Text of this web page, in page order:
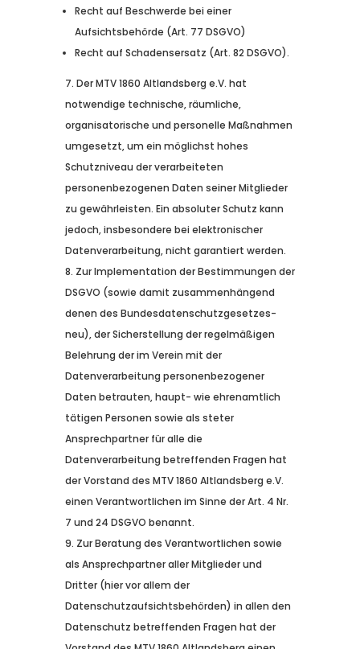
Recht auf Beschwerde bei einer
Aufsichtsbehörde (Art. 77 DSGVO)
Recht auf Schadensersatz (Art. 82 DSGVO).
Der MTV 1860 Altlandsberg e.V. hat
notwendige technische, räumliche,
organisatorische und personelle Maßnahmen
umgesetzt, um ein möglichst hohes
Schutzniveau der verarbeiteten
personenbezogenen Daten seiner Mitglieder
zu gewährleisten. Ein absoluter Schutz kann
jedoch, insbesondere bei elektronischer
Datenverarbeitung, nicht garantiert werden.
Zur Implementation der Bestimmungen der
DSGVO (sowie damit zusammenhängend
denen des Bundesdatenschutzgesetzes-
neu), der Sicherstellung der regelmäßigen
Belehrung der im Verein mit der
Datenverarbeitung personenbezogener
Daten betrauten, haupt- wie ehrenamtlich
tätigen Personen sowie als steter
Ansprechpartner für alle die
Datenverarbeitung betreffenden Fragen hat
der Vorstand des MTV 1860 Altlandsberg e.V.
einen Verantwortlichen im Sinne der Art. 4 Nr.
7 und 24 DSGVO benannt.
Zur Beratung des Verantwortlichen sowie
als Ansprechpartner aller Mitglieder und
Dritter (hier vor allem der
Datenschutzaufsichtsbehörden) in allen den
Datenschutz betreffenden Fragen hat der